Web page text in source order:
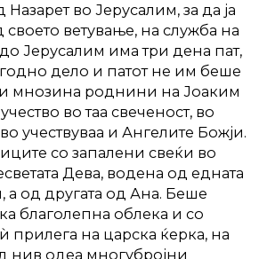
во Јерусалим, за да ја
ветување, на служба на
Јерусалим има три дена пат,
дело и патот не им беше
и мнозина роднини на Јоаким
во таа свеченост, во
учествуваа и Ангелите Божји.
со запалени свеќи во
Дева, водена од едната
а од другата од Ана. Беше
благолепна облека и со
прилега на царска ќерка, на
нив одеа многубројни